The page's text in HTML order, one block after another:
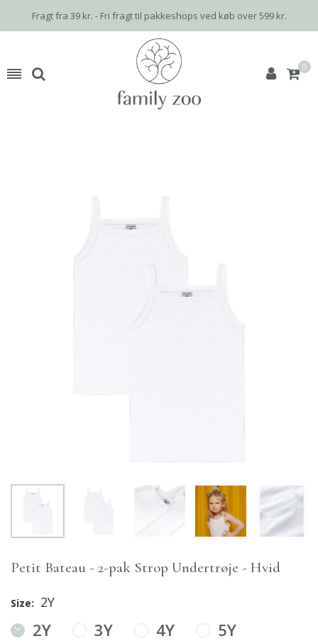
Fragt fra 39 kr. - Fri fragt til pakkeshops ved køb over 599 kr.
0
Petit Bateau - 2-pak Strop Undertrøje - Hvid
Size: 2Y
2Y 3Y 4Y
5Y